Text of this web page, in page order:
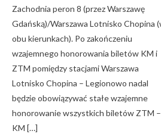
Zachodnia peron 8 (przez Warszawę
Gdańską)/Warszawa Lotnisko Chopina
obu kierunkach). Po zakończeniu
wzajemnego honorowania biletów KM i
ZTM pomiędzy stacjami Warszawa
Lotnisko Chopina – Legionowo nadal
będzie obowiązywać stałe wzajemne
honorowanie wszystkich biletów ZTM –
KM […]